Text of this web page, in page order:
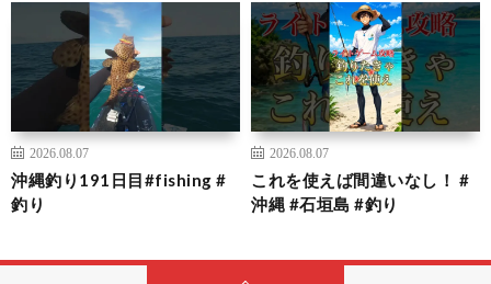
2026.08.07
沖縄釣り191日目#fishing #
釣り
2026.08.07
これを使えば間違いなし！ #
沖縄 #石垣島 #釣り